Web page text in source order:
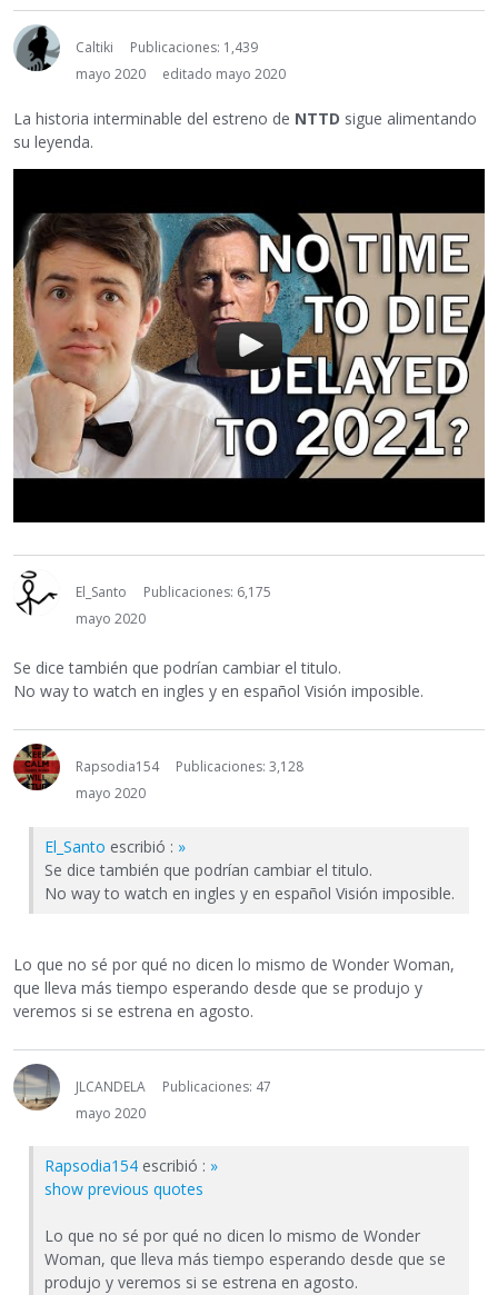
Caltiki
Publicaciones: 1,439
mayo 2020
editado mayo 2020
La historia interminable del estreno de NTTD sigue alimentando
su leyenda.
El_Santo
Publicaciones: 6,175
mayo 2020
Se dice también que podrían cambiar el titulo.
No way to watch en ingles y en español Visión imposible.
Rapsodia154
Publicaciones: 3,128
mayo 2020
El_Santo escribió : »
Se dice también que podrían cambiar el titulo.
No way to watch en ingles y en español Visión imposible.
Lo que no sé por qué no dicen lo mismo de Wonder Woman,
que lleva más tiempo esperando desde que se produjo y
veremos si se estrena en agosto.
JLCANDELA
Publicaciones: 47
mayo 2020
Rapsodia154 escribió : »
show previous quotes
Lo que no sé por qué no dicen lo mismo de Wonder
Woman, que lleva más tiempo esperando desde que se
produjo y veremos si se estrena en agosto.